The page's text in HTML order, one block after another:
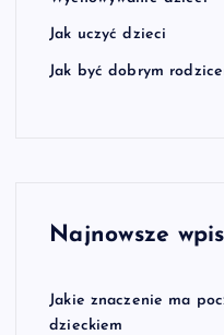
Jak uczyć dzieci
Jak być dobrym
Najnowsze
Jakie znaczenie ma
dzieckiem